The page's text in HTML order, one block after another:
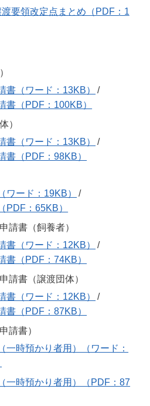
要領改定点まとめ（PDF：1
書（ワード：13KB）
/
書（PDF：100KB）
）
書（ワード：13KB）
/
書（PDF：98KB）
ワード：19KB）
/
PDF：65KB）
請書（飼養者）
書（ワード：12KB）
/
書（PDF：74KB）
請書（譲渡団体）
書（ワード：12KB）
/
書（PDF：87KB）
請書）
一時預かり者用）（ワード：
一時預かり者用）（PDF：87